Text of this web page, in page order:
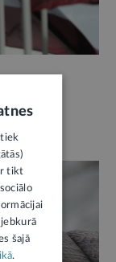
tikt
šajā
.